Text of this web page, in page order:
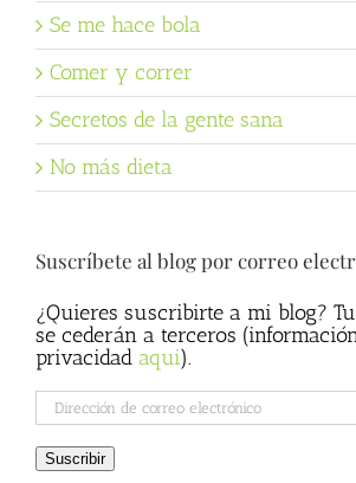
Se me hace bola
Comer y correr
Secretos de la gente sana
No más dieta
Suscríbete al blog por correo
¿Quieres suscribirte a mi blog?
se cederán a terceros
privacidad aqui).
Dirección
de
correo
electrónico
Suscribir